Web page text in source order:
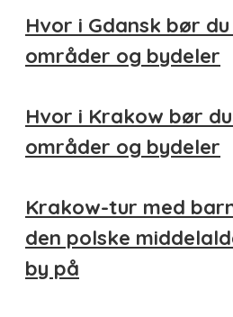
Hvor i Gdansk bør
områder og bydeler
Hvor i Krakow bør
områder og bydeler
Krakow-tur med
den polske
by på